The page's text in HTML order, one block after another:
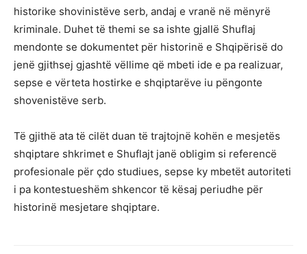
historike shovinistëve serb, andaj e vranë në mënyrë
kriminale. Duhet të themi se sa ishte gjallë Shuflaj
mendonte se dokumentet për historinë e Shqipërisë do
jenë gjithsej gjashtë vëllime që mbeti ide e pa realizuar,
sepse e vërteta hostirke e shqiptarëve iu pëngonte
shovenistëve serb.
Të gjithë ata të cilët duan të trajtojnë kohën e mesjetës
shqiptare shkrimet e Shuflajt janë obligim si referencë
profesionale për çdo studiues, sepse ky mbetët autoriteti
i pa kontestueshëm shkencor të kësaj periudhe për
historinë mesjetare shqiptare.